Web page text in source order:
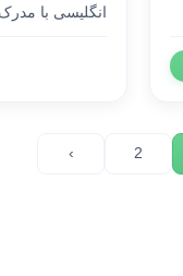
انگلیسی با
2
›